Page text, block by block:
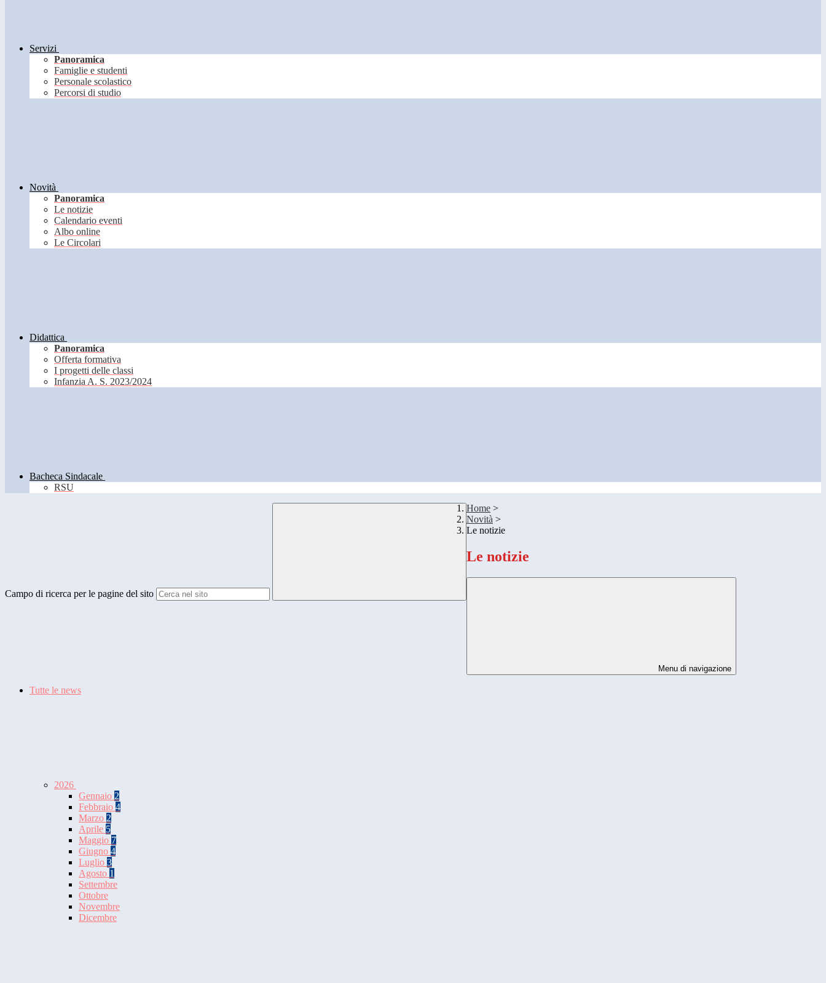
Servizi
Panoramica
Famiglie e studenti
Personale scolastico
Percorsi di studio
Novità
Panoramica
Le notizie
Calendario eventi
Albo online
Le Circolari
Didattica
Panoramica
Offerta formativa
I progetti delle classi
Infanzia A. S. 2023/2024
Bacheca Sindacale
RSU
Campo di ricerca per le pagine del sito
Home >
Novità >
Le notizie
Le notizie
Menu di navigazione
Tutte le news
2026
Gennaio 2
Febbraio 4
Marzo 2
Aprile 5
Maggio 7
Giugno 4
Luglio 3
Agosto 1
Settembre
Ottobre
Novembre
Dicembre